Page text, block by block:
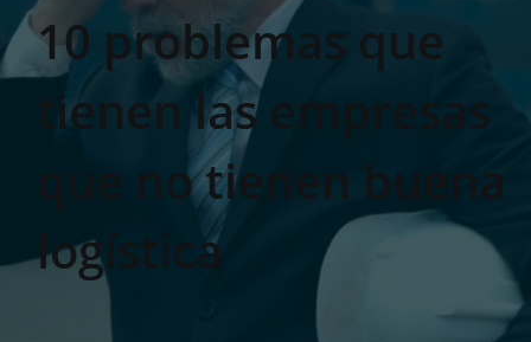
10 problemas que
tienen las empresas
que no tienen buena
logística